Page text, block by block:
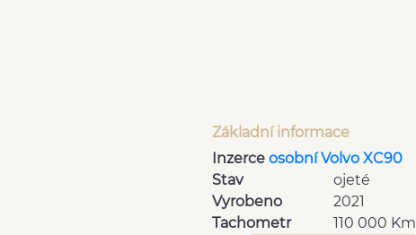
Základní informace
Inzerce osobní Volvo XC90
Stav
ojeté
Vyrobeno
2021
Tachometr
110 000 Km